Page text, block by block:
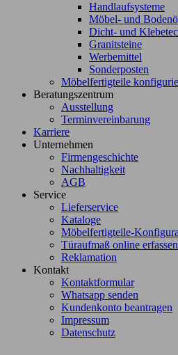
Handlaufsysteme
Möbel- und
Dicht- und
Granitsteine
Werbemittel
Sonderposten
Möbelfertigteile
Beratungszentrum
Ausstellung
Terminvereinbarung
Karriere
Unternehmen
Firmengeschichte
Nachhaltigkeit
AGB
Service
Lieferservice
Kataloge
Möbelfertigteile-
Türaufmaß online erfassen
Reklamation
Kontakt
Kontaktformular
Whatsapp senden
Kundenkonto beantragen
Impressum
Datenschutz